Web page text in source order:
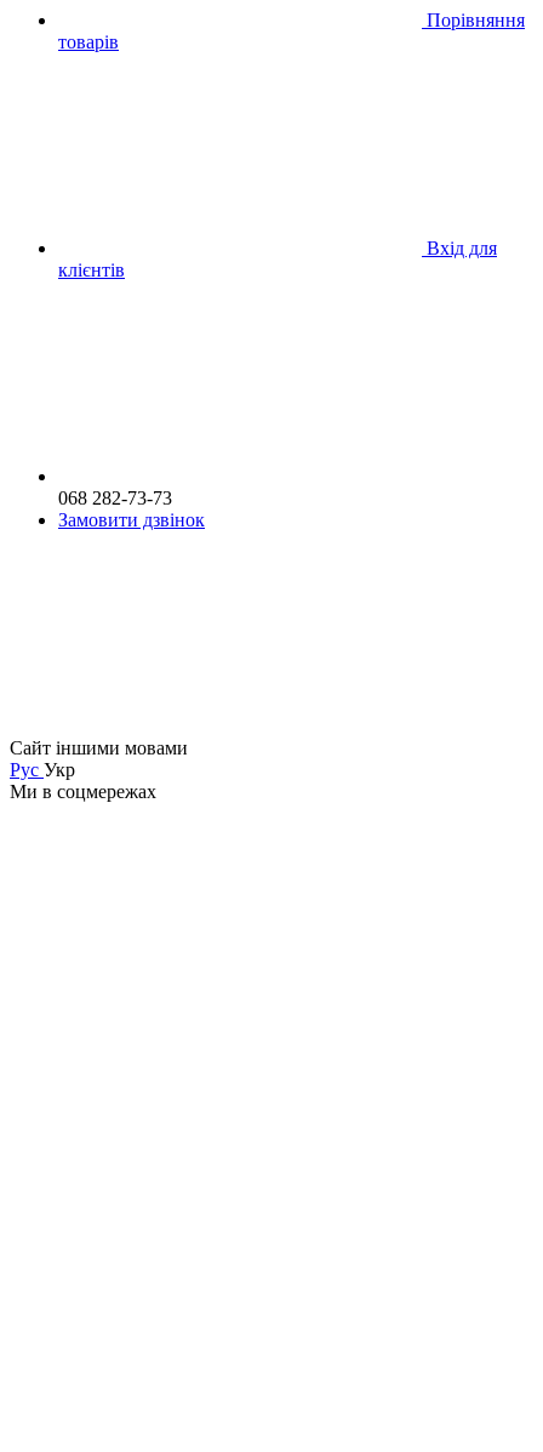
Порівняння
товарів
Вхід для
клієнтів
068 282-73-73
Замовити дзвінок
Сайт іншими мовами
Рус Укр
Ми в соцмережах